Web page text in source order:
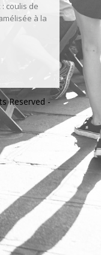
coulis de
à la
Reserved -